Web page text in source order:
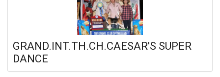
GRAND.INT.TH.CH.CAESAR'S SUPER
DANCE